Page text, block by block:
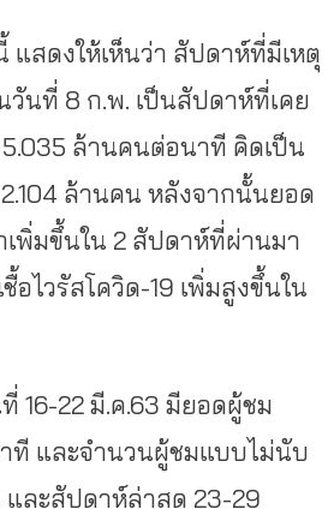
แสดงให้เห็นว่า สัปดาห์ที่มีเหตุ
วันที่ 8 ก.พ. เป็นสัปดาห์ที่เคย
ล้านคนต่อนาที คิดเป็น
ล้านคน หลังจากนั้นยอด
พิ่มขึ้นใน 2 สัปดาห์ที่ผ่านมา
อไวรัสโควิด-19 เพิ่มสูงขึ้นใน
16-22 มี.ค.63 มียอดผู้ชม
ที และจำนวนผู้ชมแบบไม่นับ
และสัปดาห์ล่าสุด 23-29